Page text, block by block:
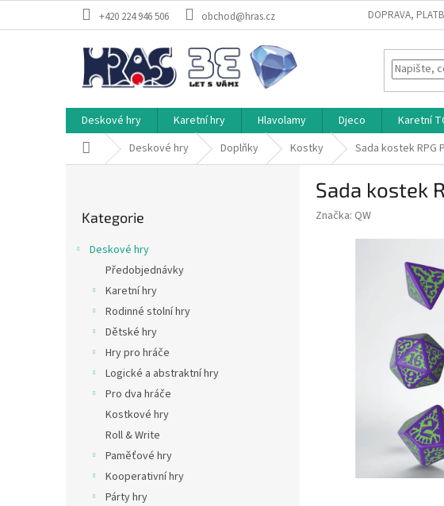
+420 224 946 506 obchod@hras.cz DOPRAVA,
Deskové hry Karetní hry Hlavolamy Djeco Karetní
Domů Deskové hry Doplňky Kostky Sada kostek RPG
kategorie
Kategorie
Deskové hry
Předobjednávky
Karetní hry
Rodinné stolní hry
Dětské hry
Hry pro hráče
Logické a abstraktní hry
Pro dva hráče
Kostkové hry
Roll & Write
Paměťové hry
Kooperativní hry
Párty hry
Sada kostek
Značka: QW